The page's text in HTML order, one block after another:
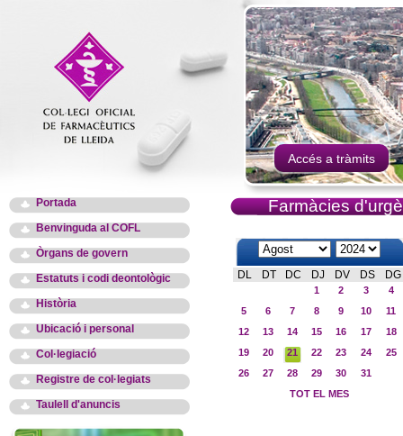
Accés a tràmits
Portada
Benvinguda al COFL
Òrgans de govern
Estatuts i codi deontològic
Història
Ubicació i personal
Col·legiació
Registre de col·legiats
Taulell d'anuncis
Farmàcies
DL DT DC DJ DV DS DG
1 2 3
4
5
6 7 8 9 10
11
12
13 14 15 16 17
18
19
20 21 22 23 24
25
26
27 28 29 30
31
TOT EL MES